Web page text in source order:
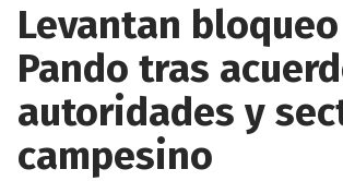
Levantan
Pando tras
autoridades y
campesino